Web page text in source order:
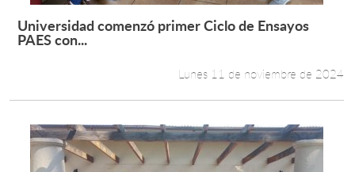
Formación Continua
Funcionarios
Alumni
Leer más +
Universidad comenzó primer Ciclo de Ensayos
PAES con...
Lunes 11 de noviembre de 2024